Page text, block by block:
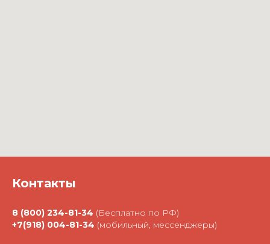
Контакты
8 (800) 234-81-34 (Бесплатно по РФ)
+7(918) 004-81-34 (мобильный, мессенджеры)